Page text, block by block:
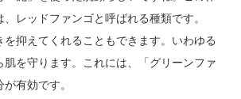
レッドファンゴと呼ばれる種類です。
を抑えてくれることもできます。いわゆる
肌を守ります。これには、「グリーンファ
有効です。